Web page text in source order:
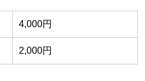
4,000円
2,000円